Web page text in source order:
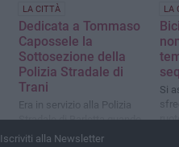
LA CITTÀ
Dedicata a Tommaso
Capossele la
Sottosezione della
Polizia Stradale di
Trani
Era in servizio alla Polizia
Stradale di Barletta quando
fu investito nel 2000
LA
Si
Iscriviti alla Newsletter